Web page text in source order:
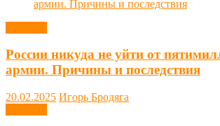
России никуда не уйти от
армии. Причины и последствия
20.02.2025 Игорь Бродяга